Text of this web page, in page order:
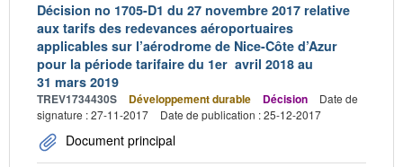
Décision no 1705-D1 du 27 novembre 2017 relative
aux tarifs des redevances aéroportuaires
applicables sur l’aérodrome de Nice-Côte d’Azur
pour la période tarifaire du 1er avril 2018 au
31 mars 2019
TREV1734430S Développement durable Décision
Date de
signature : 27-11-2017
Date de publication : 25-12-2017
Document principal